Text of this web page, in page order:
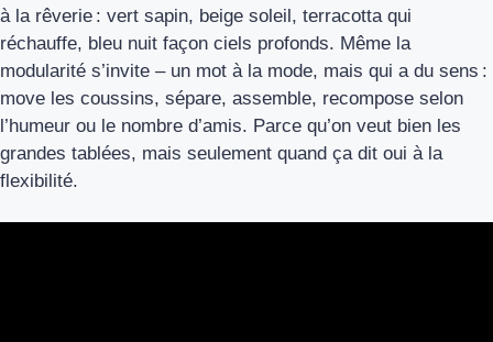
à la rêverie : vert sapin, beige soleil, terracotta qui
réchauffe, bleu nuit façon ciels profonds. Même la
modularité s’invite – un mot à la mode, mais qui a du sens :
move les coussins, sépare, assemble, recompose selon
l’humeur ou le nombre d’amis. Parce qu’on veut bien les
grandes tablées, mais seulement quand ça dit oui à la
flexibilité.